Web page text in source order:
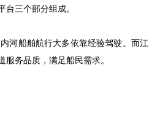
三个部分组成。
河船舶航行大多依靠经验驾驶。而江
务品质，满足船民需求。